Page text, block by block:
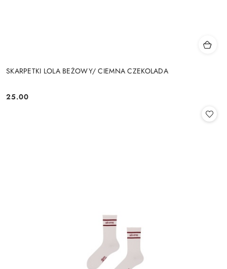
SKARPETKI LOLA BEŻOWY/ CIEMNA CZEKOLADA
Cena:
25.00